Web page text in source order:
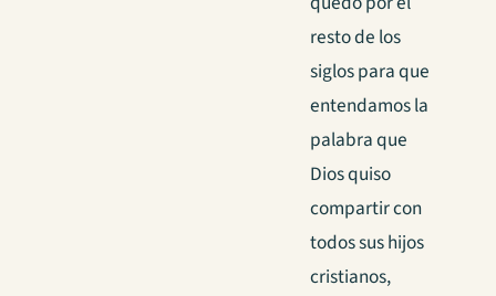
resto de los
siglos para que
entendamos la
palabra que
Dios quiso
compartir con
todos sus hijos
cristianos,